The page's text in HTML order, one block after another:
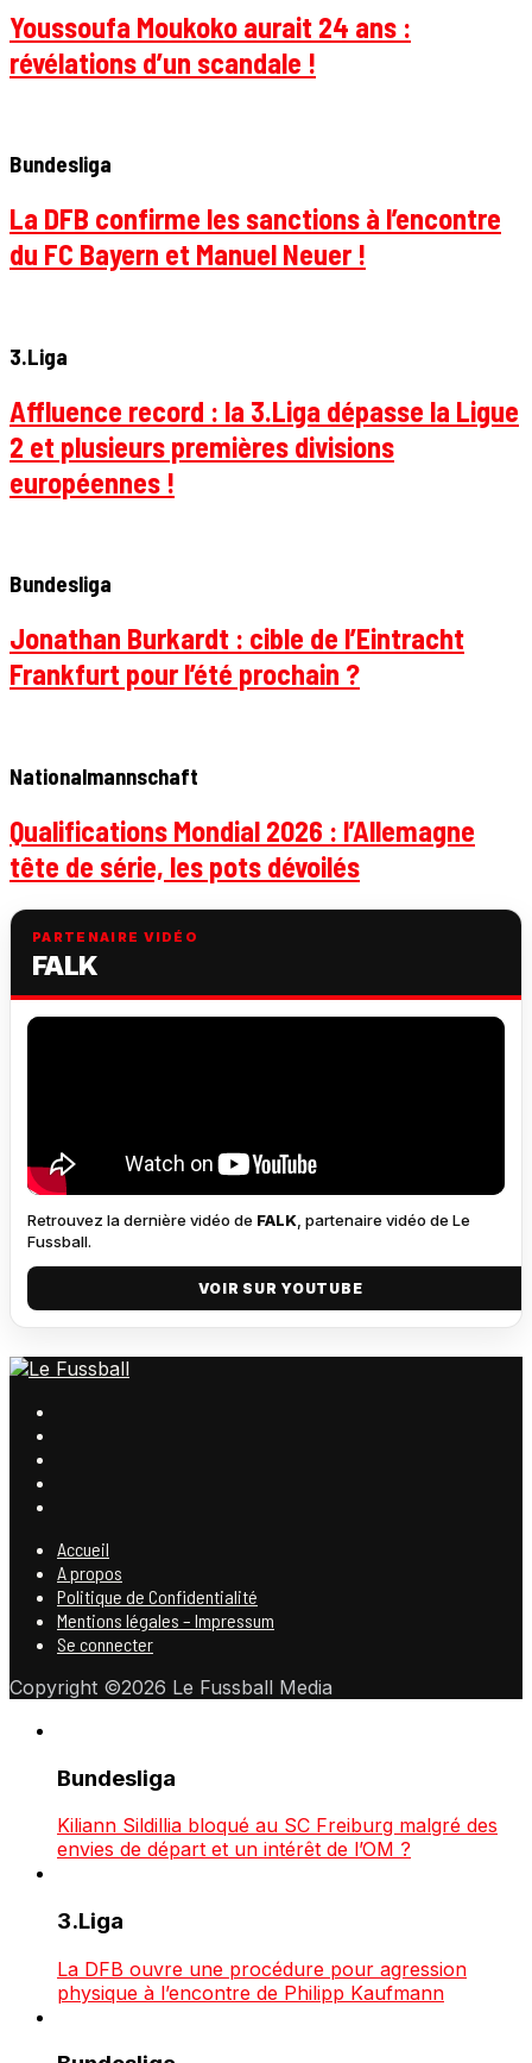
Youssoufa Moukoko aurait 24 ans :
révélations d’un scandale !
Bundesliga
La DFB confirme les sanctions à l’encontre
du FC Bayern et Manuel Neuer !
3.Liga
Affluence record : la 3.Liga dépasse la Ligue
2 et plusieurs premières divisions
européennes !
Bundesliga
Jonathan Burkardt : cible de l’Eintracht
Frankfurt pour l’été prochain ?
Nationalmannschaft
Qualifications Mondial 2026 : l’Allemagne
tête de série, les pots dévoilés
PARTENAIRE VIDÉO
FALK
Retrouvez la dernière vidéo de FALK , partenaire vidéo de Le
Fussball.
VOIR SUR YOUTUBE
Accueil
A propos
Politique de Confidentialité
Mentions légales – Impressum
Se connecter
Copyright ©2026 Le Fussball Media
Bundesliga
Kiliann Sildillia bloqué au SC Freiburg malgré des
envies de départ et un intérêt de l’OM ?
3.Liga
La DFB ouvre une procédure pour agression
physique à l’encontre de Philipp Kaufmann